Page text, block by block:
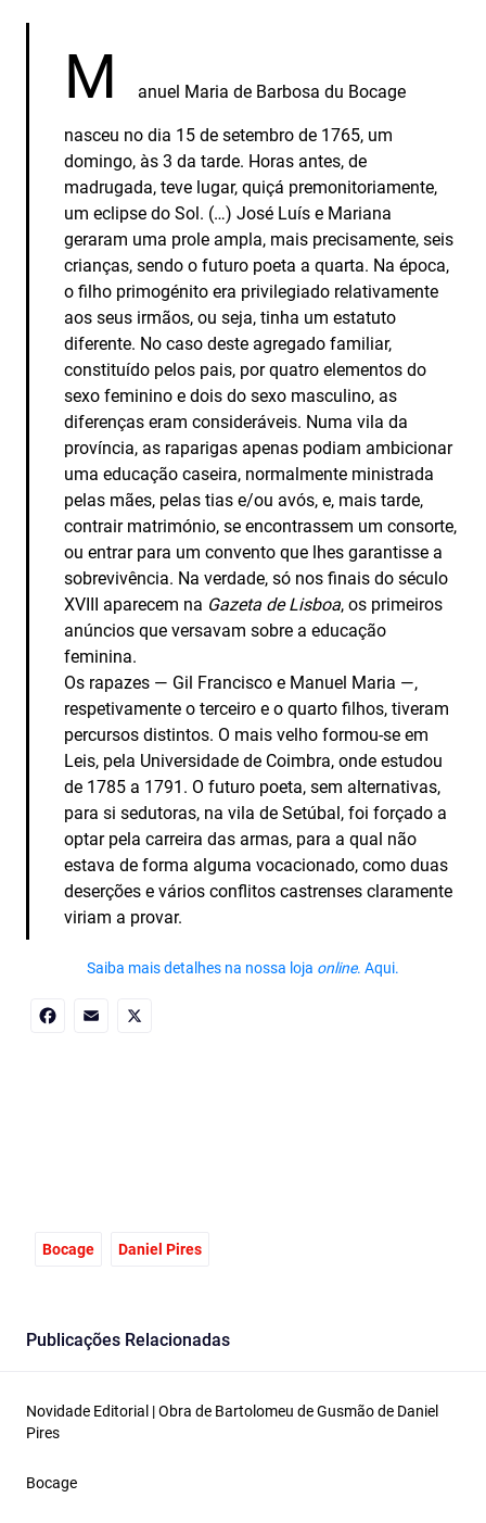
M anuel Maria de Barbosa du Bocage
nasceu no dia 15 de setembro de 1765, um
domingo, às 3 da tarde. Horas antes, de
madrugada, teve lugar, quiçá premonitoriamente,
um eclipse do Sol. (…) José Luís e Mariana
geraram uma prole ampla, mais precisamente, seis
crianças, sendo o futuro poeta a quarta. Na época,
o filho primogénito era privilegiado relativamente
aos seus irmãos, ou seja, tinha um estatuto
diferente. No caso deste agregado familiar,
constituído pelos pais, por quatro elementos do
sexo feminino e dois do sexo masculino, as
diferenças eram consideráveis. Numa vila da
província, as raparigas apenas podiam ambicionar
uma educação caseira, normalmente ministrada
pelas mães, pelas tias e/ou avós, e, mais tarde,
contrair matrimónio, se encontrassem um consorte,
ou entrar para um convento que lhes garantisse a
sobrevivência. Na verdade, só nos finais do século
XVIII aparecem na Gazeta de Lisboa, os primeiros
anúncios que versavam sobre a educação
feminina.
Os rapazes — Gil Francisco e Manuel Maria —,
respetivamente o terceiro e o quarto filhos, tiveram
percursos distintos. O mais velho formou-se em
Leis, pela Universidade de Coimbra, onde estudou
de 1785 a 1791. O futuro poeta, sem alternativas,
para si sedutoras, na vila de Setúbal, foi forçado a
optar pela carreira das armas, para a qual não
estava de forma alguma vocacionado, como duas
deserções e vários conflitos castrenses claramente
viriam a provar.
Saiba mais detalhes na nossa loja online. Aqui.
Bocage Daniel Pires
Publicações Relacionadas
Novidade Editorial | Obra de Bartolomeu de Gusmão de Daniel
Pires
Bocage